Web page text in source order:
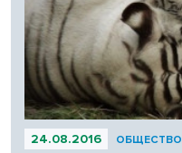
24.08.2016 ОБЩЕСТВО